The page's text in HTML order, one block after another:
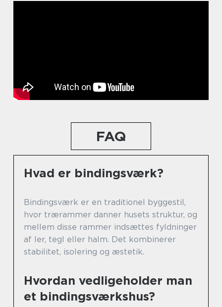
FAQ
Hvad er bindingsværk?
Bindingsværk er en traditionel byggestil,
hvor trærammer danner husets struktur, og
mellem disse rammer indsættes fyldninger
af ler, tegl eller halm. Det kombinerer
stabilitet, isolering og æstetik.
Hvordan vedligeholder man
et bindingsværkshus?